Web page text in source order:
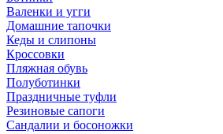
Валенки и угги
Домашние тапочки
Кеды и слипоны
Кроссовки
Пляжная обувь
Полуботинки
Праздничные туфли
Резиновые сапоги
Сандалии и босоножки